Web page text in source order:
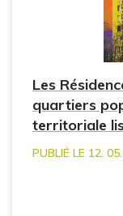
Les
quartiers
territoriale
PUBLIÉ LE 12.